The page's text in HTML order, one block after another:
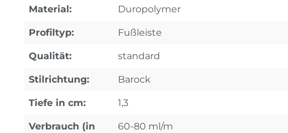
Material: Duropolymer
Profiltyp: Fußleiste
Qualität: standard
Stilrichtung: Barock
Tiefe in cm: 1,3
Verbrauch (in
60-80 ml/m